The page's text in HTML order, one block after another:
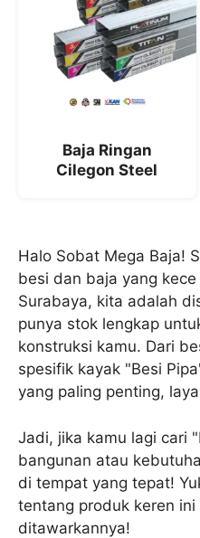
Baja Ringan
Cilegon Steel
Halo Sobat Mega Baja!
besi dan baja yang
Surabaya, kita adalah
punya stok lengkap
konstruksi kamu. Dari
spesifik kayak "Besi
yang paling penting,
Jadi, jika kamu lagi cari
bangunan atau
di tempat yang tepat!
tentang produk keren
ditawarkannya!